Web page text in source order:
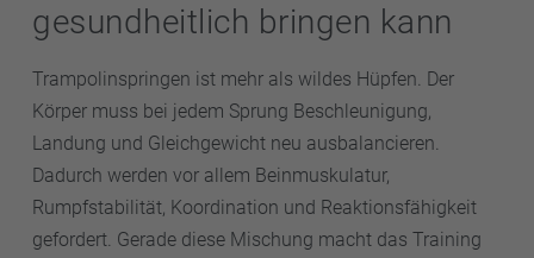
gesundheitlich bringen kann
Trampolinspringen ist mehr als wildes Hüpfen. Der
Körper muss bei jedem Sprung Beschleunigung,
Landung und Gleichgewicht neu ausbalancieren.
Dadurch werden vor allem Beinmuskulatur,
Rumpfstabilität, Koordination und Reaktionsfähigkeit
gefordert. Gerade diese Mischung macht das Training